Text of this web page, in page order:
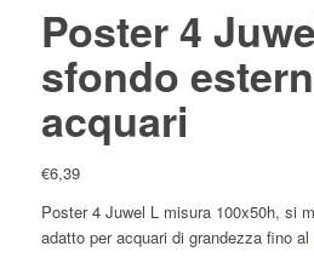
Poster 4
sfondo
acquari
€6,39
Poster 4 Juwel L misura 100x50h, si
adatto per acquari di grandezza fino al